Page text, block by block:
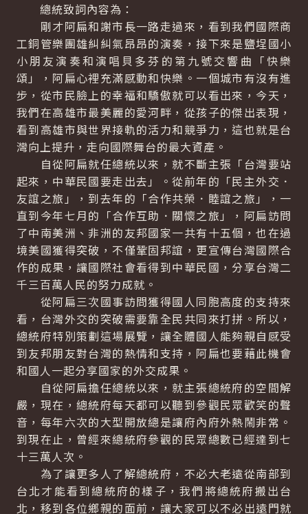
總統致詞內容為：
剛才阿扁和謝市長一路走過來，看到我們國際商
工銅管樂團雄糾糾氣昂昂的演奏，接下來是鹽埕國小
小朋友演奏和演唱貝多芬的第九號交響曲「快樂
頌」，阿扁心裡充滿感動和快樂。一個城市有沒有進
步，從市民臉上的幸福和驕傲就可以看出來，今天，
我們在高雄市最美麗的愛河畔，從孩子的傑出表現，
看到高雄市與世界接軌的活力和競爭力，這也就是台
灣向上提升，走向國際舞台的最大資產。
自從阿扁就任總統以來，就不斷主張「台灣要站
起來，中華民國要走出去」。從前年的「民主外交．
友誼之旅」，到去年的「合作共榮．睦誼之旅」，一
直到今年七月的「合作互助．關懷之旅」，阿扁訪問
了中南美洲、非洲的友邦國家一共有十五個，也在過
境美國獲得突破，不僅鞏固邦誼，更宣傳台灣國際合
作的成果，讓國際社會看得到中華民國，分享台灣二
千三百萬人民的努力成就。
從阿扁三次國事訪問獲得國人同胞高度的支持來
看，台灣外交的突破需要靠全民共同來打拼。所以，
總統府特別策劃這場展覽，讓全體國人能夠親自感受
到友邦朋友對台灣的熱情和支持，阿扁也要藉此機會
和國人一起分享國家的外交成果。
自從阿扁擔任總統以來，就主張總統府的空間解
嚴，現在，總統府每天都可以聽到參觀民眾歡笑的聲
音，每年六次的大型開放總是讓府內府外熱鬧非常。
到現在止，曾經來總統府參觀的民眾總數已經達到七
十三萬人次。
為了讓更多人了解總統府，不必大老遠從南部到
台北才能看到總統府的樣子，我們將總統府搬出台
北，移到各位鄉親的面前，讓大家可以不必出遠門就